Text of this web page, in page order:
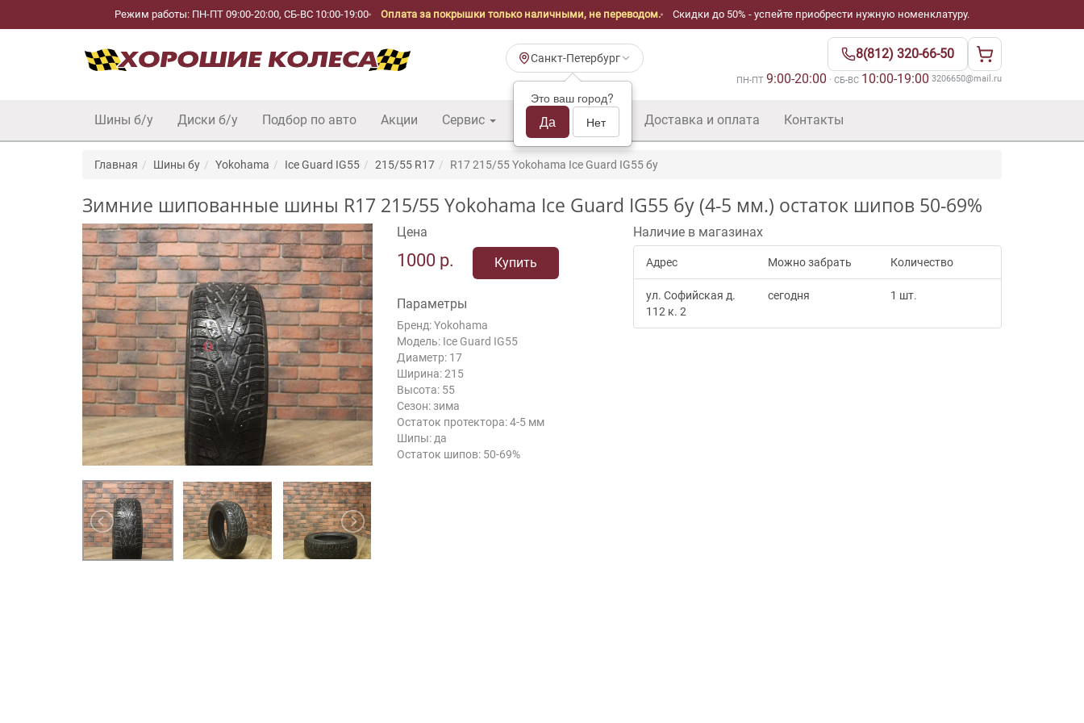
Режим работы: ПН-ПТ 09:00-20:00, СБ-ВС 10:00-19:00 Оплата за покрышки только наличными, не переводом. Скидки до 50% - успейте приобрести нужную номенклатуру.
Санкт-Петербург
Это ваш город?
Да Нет
8(812) 320-66-50
ПН-ПТ 9:00-20:00 · СБ-ВС 10:00-19:00·3206650@mail.ru
Шины б/у Диски б/у Подбор по авто Акции Сервис Шины б/у оптом Доставка и оплата Контакты
Главная Шины бу Yokohama Ice Guard IG55 215/55 R17 R17 215/55 Yokohama Ice Guard IG55 бу
Зимние шипованные шины R17 215/55 Yokohama Ice Guard IG55 бу (4-5 мм.) остаток шипов 50-69%
Цена
1000 р. Купить
Параметры
Бренд: Yokohama
Модель: Ice Guard IG55
Диаметр: 17
Ширина: 215
Высота: 55
Сезон: зима
Остаток протектора: 4-5 мм
Шипы: да
Остаток шипов: 50-69%
Наличие в магазинах
Адрес Можно забрать Количество
ул. Софийская д.
112 к. 2
сегодня 1 шт.